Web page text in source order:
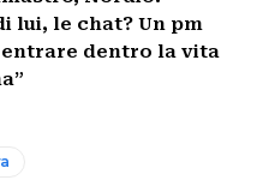
lui, le chat? Un pm
entrare dentro la vita